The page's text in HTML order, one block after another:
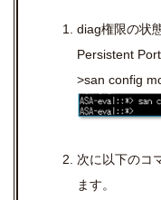
diag権限の状
Persistent
>san config
次に以下のコ
ます。